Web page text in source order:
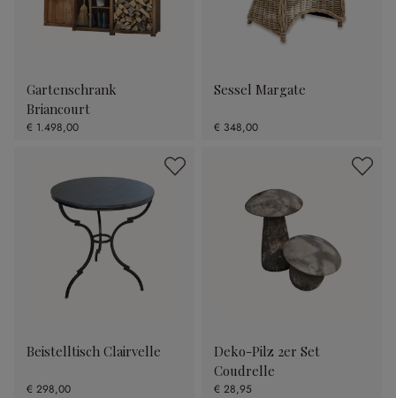
Gartenschrank
Briancourt
€ 1.498,00
Sessel Margate
€ 348,00
Beistelltisch Clairvelle
€ 298,00
Deko-Pilz 2er Set
Coudrelle
€ 28,95